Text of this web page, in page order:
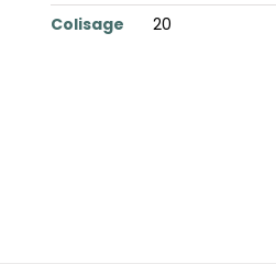
Colisage
20